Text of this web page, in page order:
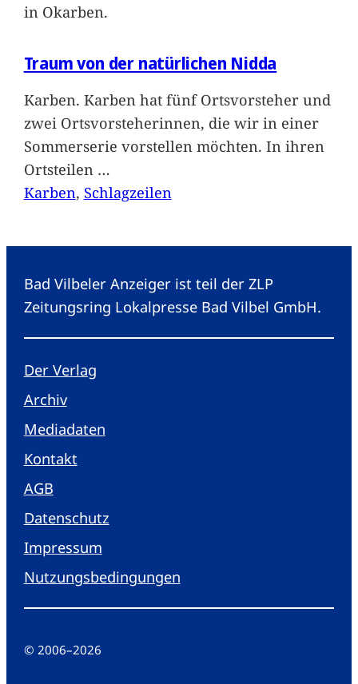
in Okarben.
Traum von der natürlichen Nidda
Karben. Karben hat fünf Ortsvorsteher und
zwei Ortsvorsteherinnen, die wir in einer
Sommerserie vorstellen möchten. In ihren
Ortsteilen …
Karben, Schlagzeilen
Bad Vilbeler Anzeiger ist teil der ZLP
Zeitungsring Lokalpresse Bad Vilbel GmbH.
Der Verlag
Archiv
Mediadaten
Kontakt
AGB
Datenschutz
Impressum
Nutzungsbedingungen
© 2006–2026